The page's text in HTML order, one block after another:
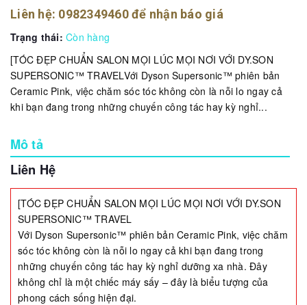
Liên hệ: 0982349460để nhận báo giá
Trạng thái: Còn hàng
[TÓC ĐẸP CHUẨN SALON MỌI LÚC MỌI NƠI VỚI DY.SON
SUPERSONIC™ TRAVELVới Dyson Supersonic™ phiên bản
Ceramic Pink, việc chăm sóc tóc không còn là nỗi lo ngay cả
khi bạn đang trong những chuyến công tác hay kỳ nghỉ...
Mô tả
Liên Hệ
[TÓC ĐẸP CHUẨN SALON MỌI LÚC MỌI NƠI VỚI DY.SON
SUPERSONIC™ TRAVEL
Với Dyson Supersonic™ phiên bản Ceramic Pink, việc chăm
sóc tóc không còn là nỗi lo ngay cả khi bạn đang trong
những chuyến công tác hay kỳ nghỉ dưỡng xa nhà. Đây
không chỉ là một chiếc máy sấy – đây là biểu tượng của
phong cách sống hiện đại.